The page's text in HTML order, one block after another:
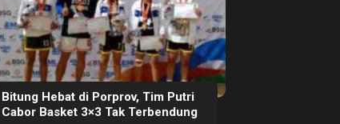
Bitung Hebat di Porprov, Tim Putri
Cabor Basket 3×3 Tak Terbendung